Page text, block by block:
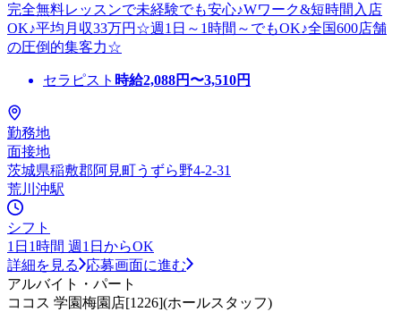
完全無料レッスンで未経験でも安心♪Wワーク&短時間入店
OK♪平均月収33万円☆週1日～1時間～でもOK♪全国600店舗
の圧倒的集客力☆
セラピスト 時給2,088円〜3,510円
勤務地
面接地
茨城県稲敷郡阿見町うずら野4-2-31
荒川沖駅
シフト
1日1時間 週1日からOK
詳細を見る
応募画面に進む
アルバイト・パート
ココス 学園梅園店[1226](ホールスタッフ)